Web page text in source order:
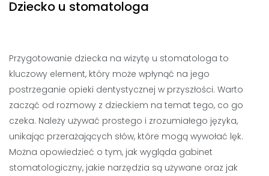
Dziecko u stomatologa
Przygotowanie dziecka na wizytę u stomatologa to
kluczowy element, który może wpłynąć na jego
postrzeganie opieki dentystycznej w przyszłości. Warto
zacząć od rozmowy z dzieckiem na temat tego, co go
czeka. Należy używać prostego i zrozumiałego języka,
unikając przerażających słów, które mogą wywołać lęk.
Można opowiedzieć o tym, jak wygląda gabinet
stomatologiczny, jakie narzędzia są używane oraz jak